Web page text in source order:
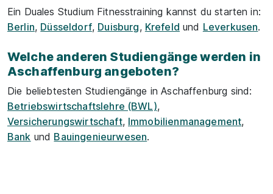
Ein Duales Studium Fitnesstraining kannst du starten in:
Berlin, Düsseldorf, Duisburg, Krefeld und Leverkusen.
Welche anderen Studiengänge werden in
Aschaffenburg angeboten?
Die beliebtesten Studiengänge in Aschaffenburg sind:
Betriebswirtschaftslehre (BWL),
Versicherungswirtschaft, Immobilienmanagement,
Bank und Bauingenieurwesen.